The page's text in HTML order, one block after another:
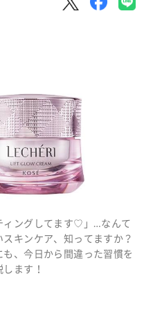
ィングしてます♡」…なんて
キンケア、知ってますか？
、今日から間違った習慣を
ます！